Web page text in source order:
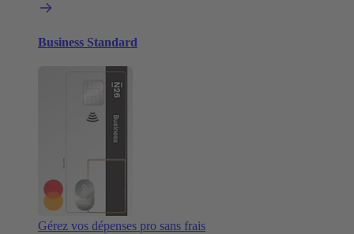
Business Standard
Gérez vos dépenses pro sans frais